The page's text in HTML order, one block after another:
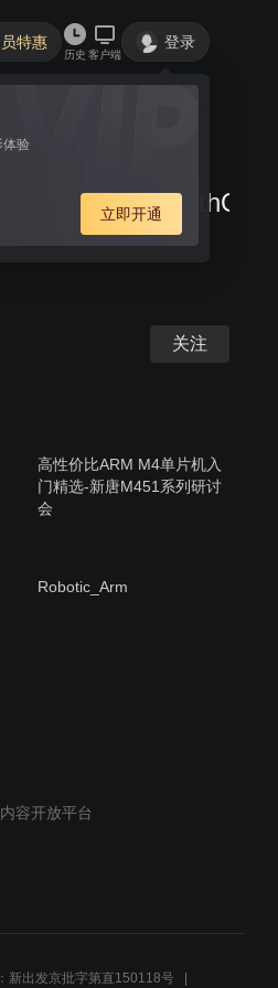
特惠
历史 客户端
登录
体验
立即开通
关注
高性价比ARM M4单片机入
门精选-新唐M451系列研讨
会
Robotic_Arm
容开放平台
新出发京批字第直150118号